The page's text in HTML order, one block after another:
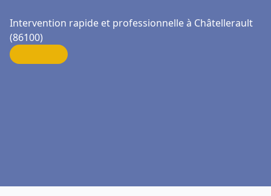
Intervention rapide et professionnelle à Châtellerault
(86100)